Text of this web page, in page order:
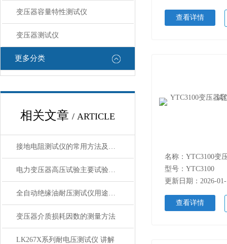
变压器容量特性测试仪
变压器测试仪
更多分类
相关文章 / ARTICLE
接地电阻测试仪的常用方法及问题问答
电力变压器高压试验主要试验项目
全自动绝缘油耐压测试仪用途与特点
变压器介质损耗因数的测量方法
LK267X系列耐电压测试仪 讲解
查看详情
型号：YTC3100
更新日期：2026-
查看详情